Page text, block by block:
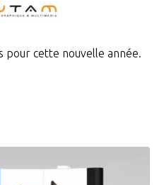
pour cette nouvelle année.